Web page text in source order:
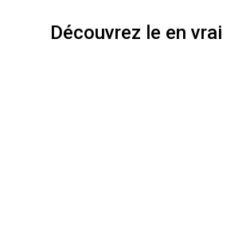
Découvrez le en vrai